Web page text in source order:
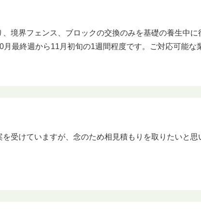
境界フェンス、ブロックの交換のみを基礎の養生中
月最終週から11月初旬の1週間程度です。ご対応可能な
受けていますが、念のため相見積もりを取りたいと思